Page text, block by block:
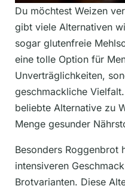
Du möchtest Weizen
gibt viele Alternativen
sogar glutenfreie
eine tolle Option für
Unverträglichkeiten,
geschmackliche
beliebte Alternative zu
Menge gesunder
Besonders Roggenbrot
intensiveren
Brotvarianten. Diese